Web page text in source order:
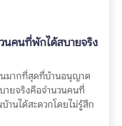
นคนที่พักได้สบายจริง
มากที่สุดที่บ้านอนุญาต
ายจริงคือจำนวนคนที่
านได้สะดวกโดยไม่รู้สึก